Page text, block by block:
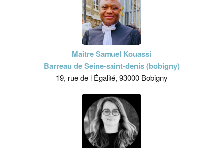
Maître Samuel Kouassi
Barreau de Seine-saint-denis (bobigny)
19, rue de l Égalité, 93000 Bobigny